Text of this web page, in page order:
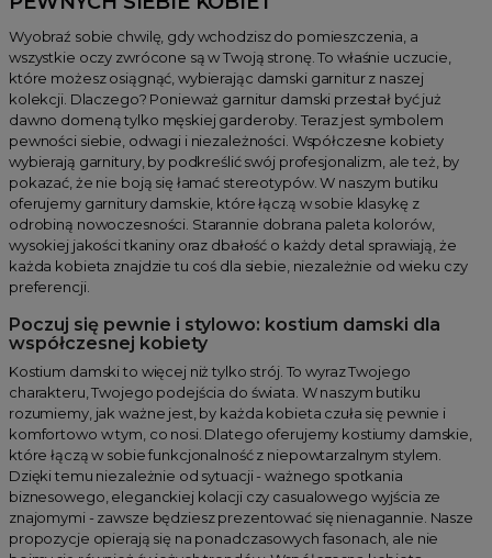
Wyobraź sobie chwilę, gdy wchodzisz do pomieszczenia, a
wszystkie oczy zwrócone są w Twoją stronę. To właśnie uczucie,
które możesz osiągnąć, wybierając damski garnitur z naszej
kolekcji. Dlaczego? Ponieważ garnitur damski przestał być już
dawno domeną tylko męskiej garderoby. Teraz jest symbolem
pewności siebie, odwagi i niezależności. Współczesne kobiety
wybierają garnitury, by podkreślić swój profesjonalizm, ale też, by
pokazać, że nie boją się łamać stereotypów. W naszym butiku
oferujemy garnitury damskie, które łączą w sobie klasykę z
odrobiną nowoczesności. Starannie dobrana paleta kolorów,
wysokiej jakości tkaniny oraz dbałość o każdy detal sprawiają, że
każda kobieta znajdzie tu coś dla siebie, niezależnie od wieku czy
preferencji.
Poczuj się pewnie i stylowo: kostium damski dla
współczesnej kobiety
Kostium damski to więcej niż tylko strój. To wyraz Twojego
charakteru, Twojego podejścia do świata. W naszym butiku
rozumiemy, jak ważne jest, by każda kobieta czuła się pewnie i
komfortowo w tym, co nosi. Dlatego oferujemy kostiumy damskie,
które łączą w sobie funkcjonalność z niepowtarzalnym stylem.
Dzięki temu niezależnie od sytuacji - ważnego spotkania
biznesowego, eleganckiej kolacji czy casualowego wyjścia ze
znajomymi - zawsze będziesz prezentować się nienagannie. Nasze
propozycje opierają się na ponadczasowych fasonach, ale nie